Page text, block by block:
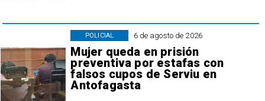
6 de agosto de 2026
Mujer queda en prisión
preventiva por estafas con
falsos cupos de Serviu en
Antofagasta
POLICIAL